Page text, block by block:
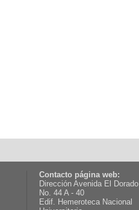
Contacto página web:
Dirección Avenida El Dorado
No. 44 A - 40
Edif. Hemeroteca Nacional